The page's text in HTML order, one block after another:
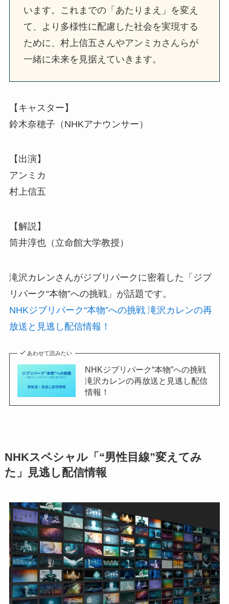
います。これまでの「あたりまえ」を変え
て、より多様性に配慮した社会を実現する
ために、村上信五さんやアンミカさんらが
一緒に未来を見据えていきます。
【キャスター】
鈴木奈穂子（NHKアナウンサー）
【出演】
アンミカ
村上信五
【解説】
筒井淳也（立命館大学教授）
滝沢カレンさんがジブリパークに密着した「ジブ
リパーク“本物”への挑戦」が話題です。
NHKジブリパーク“本物”への挑戦 滝沢カレンの再
放送と見逃し配信情報！
あわせて読みたい
NHKジブリパーク“本物”への挑戦
滝沢カレンの再放送と見逃し配信
情報！
NHKスペシャル「“男性目線”変えてみ
た」見逃し配信情報